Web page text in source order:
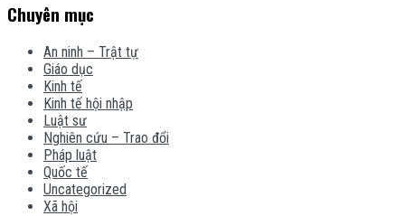
Chuyên mục
An ninh – Trật tự
Giáo dục
Kinh tế
Kinh tế hội nhập
Luật sư
Nghiên cứu – Trao đổi
Pháp luật
Quốc tế
Uncategorized
Xã hội